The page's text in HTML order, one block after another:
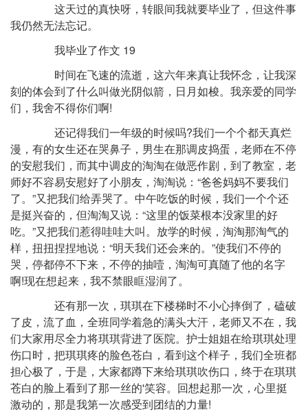
这天过的真快呀，转眼间我就要毕业了，但这件事
我仍然无法忘记。
我毕业了作文 19
时间在飞速的流逝，这六年来真让我怀念，让我深
刻的体会到了什么叫做光阴似箭，日月如梭。我亲爱的同学
们，我舍不得你们啊!
还记得我们一年级的时候吗?我们一个个都天真烂
漫，有的女生还在哭鼻子，男生在那调皮捣蛋，老师在不停
的安慰我们，而其中调皮的淘淘在做恶作剧，到了教室，老
师好不容易安慰好了小朋友，淘淘说：“爸爸妈妈不要我们
了。”又把我们给弄哭了。中午吃饭的时候，我们一个个还
是挺兴奋的，但淘淘又说：“这里的饭菜根本没家里的好
吃。”又把我们惹得哇哇大叫。放学的时候，淘淘那淘气的
样，扭扭捏捏地说：“明天我们还会来的。”使我们不停的
哭，停都停不下来，不停的抽噎，淘淘可真随了他的名字
啊!现在想起来，我不禁眼眶湿润了。
还有那一次，琪琪在下楼梯时不小心摔倒了，磕破
了皮，流了血，全班同学着急的满头大汗，老师又不在，我
们大家用尽全力将琪琪背进了医院。护士姐姐在给琪琪处理
伤口时，把琪琪疼的脸色苍白，看到这个样子，我们全班都
担心极了，于是，大家都蹲下来给琪琪吹伤口，终于在琪琪
苍白的脸上看到了那一丝的'笑容。回想起那一次，心里挺
激动的，那是我第一次感受到团结的力量!